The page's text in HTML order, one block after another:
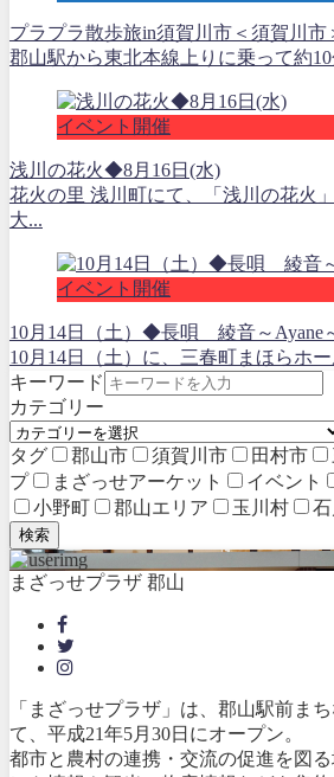
プラプラ散歩旅in須賀川市＜須賀川市
郡山駅から東北本線上りに乗って約
イベント開催
浅川の花火◆8月16日(水)
花火の里 浅川町にて、「浅川の花火
大...
イベント開催
10月14日（土）◆長唄 綾音～Ayane
10月14日（土）に、三春町まほらホ
キーワード
カテゴリー
タグ 郡山市 須賀川市 田村市
プ
まざっせアーケット イベント
小野町
郡山エリア 玉川村
検索
まざっせプラザ 郡山
「まざっせプラザ」は、郡山駅前ま
て、平成21年5月30日にオープン。
都市と農村の連携・交流の促進を図